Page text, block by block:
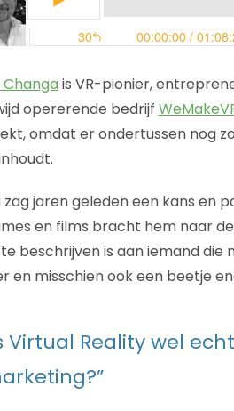
is VR-pionier,
opererende bedrijf
omdat er ondertussen nog
zag jaren geleden een kans en
en films bracht hem naar
beschrijven is aan iemand
en misschien ook een beetje
Virtual Reality wel